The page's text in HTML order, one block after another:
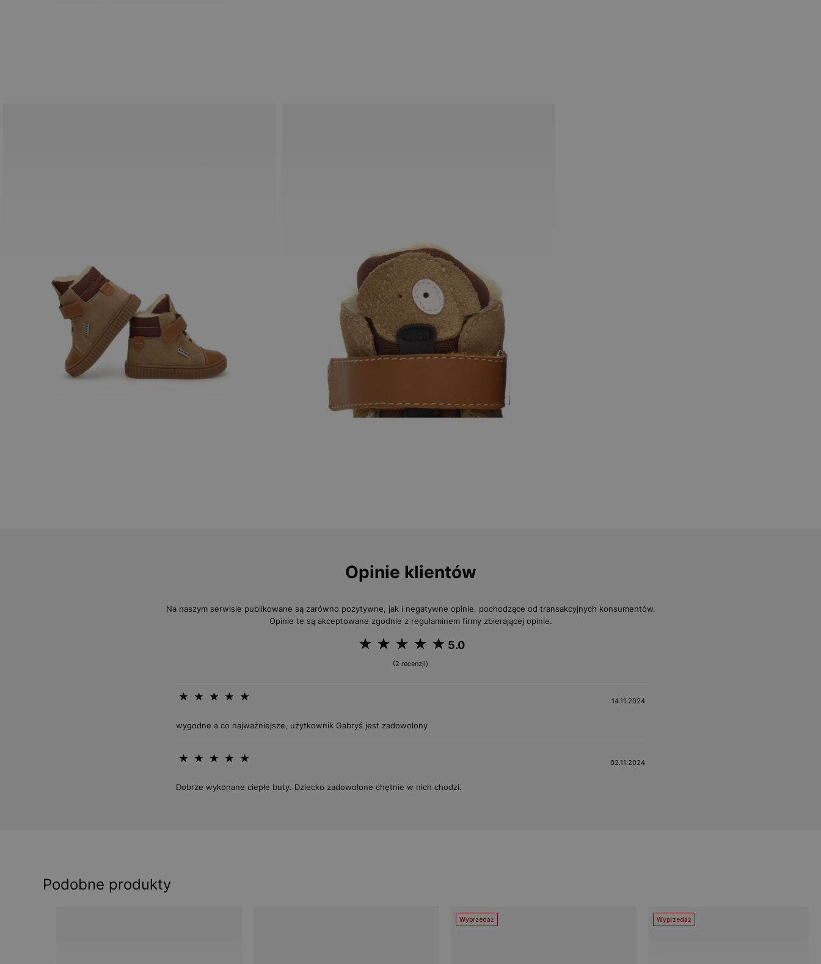
Opinie klientów
Na naszym serwisie publikowane są zarówno pozytywne, jak i negatywne opinie, pochodzące od transakcyjnych konsumentów.
Opinie te są akceptowane zgodnie z regulaminem firmy zbierającej opinie.
5.0
(2 recenzji)
14.11.2024
wygodne a co najważniejsze, użytkownik Gabryś jest zadowolony
02.11.2024
Dobrze wykonane ciepłe buty. Dziecko zadowolone chętnie w nich chodzi.
Podobne produkty
Wyprzedaż Wyprzedaż